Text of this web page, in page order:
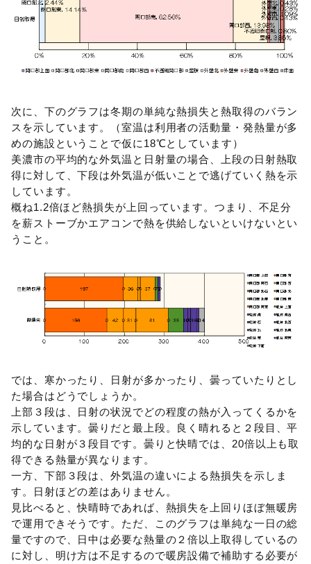
次に、下のグラフは冬期の単純な熱損失と熱取得のバラン
スを示しています。（室温は利用者の活動量・発熱量が多
めの施設ということで仮に18℃としています）
美濃市の平均的な外気温と日射量の場合、上段の日射熱取
得に対して、下段は外気温が低いことで逃げていく熱を示
しています。
概ね1.2倍ほど熱損失が上回っています。つまり、不足分
を薪ストーブかエアコンで熱を供給しないといけないとい
うこと。
では、寒かったり、日射が多かったり、曇っていたりとし
た場合はどうでしょうか。
上部３段は、日射の状況でどの程度の熱が入ってくるかを
示しています。曇りだと最上段。良く晴れると２段目、平
均的な日射が３段目です。曇りと快晴では、20倍以上も取
得できる熱量が異なります。
一方、下部３段は、外気温の違いによる熱損失を示しま
す。日射ほどの差はありません。
見比べると、快晴時であれば、熱損失を上回りほぼ無暖房
で運用できそうです。ただ、このグラフは単純な一日の総
量ですので、日中は必要な熱量の２倍以上取得しているの
に対し、明け方は不足するので暖房設備で補助する必要が